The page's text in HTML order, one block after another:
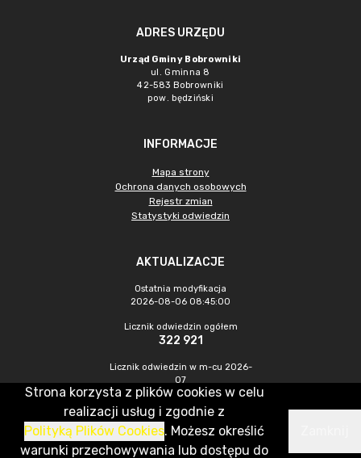
ADRES URZĘDU
Urząd Gminy Bobrowniki
ul. Gminna 8
42-583 Bobrowniki
pow. będziński
INFORMACJE
Mapa strony
Ochrona danych osobowych
Rejestr zmian
Statystyki odwiedzin
AKTUALIZACJE
Ostatnia modyfikacja
2026-08-06 08:45:00
Licznik odwiedzin ogółem
322 921
Licznik odwiedzin w m-cu 2026-
07
537
CMS & Hosting: Nefeni Sp. z o.o.
Strona korzysta z plików cookies w celu
realizacji usług i zgodnie z
Polityką Plików Cookies. Możesz określić
warunki przechowywania lub dostępu do